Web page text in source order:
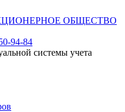
ОБЩЕСТВО
94-84
системы учета